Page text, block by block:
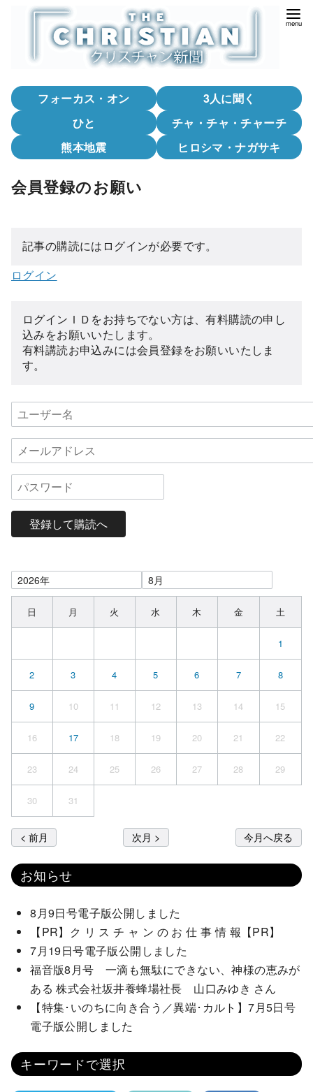
フォーカス・オン
3人に聞く
ひと
チャ・チャ・チャーチ
熊本地震
ヒロシマ・ナガサキ
会員登録のお願い
記事の購読にはログインが必要です。
ログイン
ログインＩＤをお持ちでない方は、有料購読の申し
込みをお願いいたします。
有料講読お申込みには会員登録をお願いいたしま
す。
登録して購読へ
日 月 火 水 木 金 土
1
2 3 4 5 6 7 8
9 10 11 12 13 14 15
16 17 18 19 20 21 22
23 24 25 26 27 28 29
30 31
< 前月 次月 > 今月へ戻る
お知らせ
8月9日号電子版公開しました
【PR】ク リ ス チ ャ ン の お 仕 事 情 報【PR】
7月19日号電子版公開しました
福音版8月号 一滴も無駄にできない、神様の恵みが
ある 株式会社坂井養蜂場社長 山口みゆき さん
【特集･いのちに向き合う／異端･カルト】7月5日号
電子版公開しました
キーワードで選択